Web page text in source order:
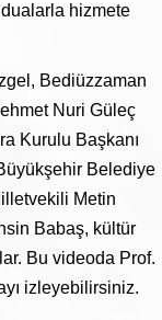
hizmete
Bediüzzaman
Nuri Güleç
Kurulu Başkanı
Belediye
Metin
Babaş, kültür
Bu videoda Prof.
izleyebilirsiniz.